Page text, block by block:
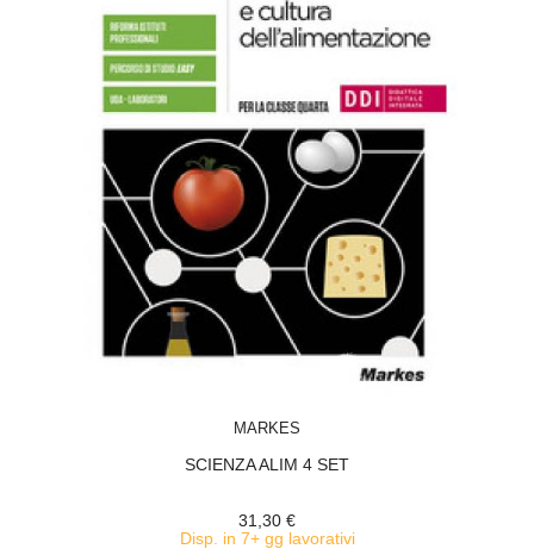
MARKES
SCIENZA ALIM 4 SET
31,30 €
Disp. in 7+ gg lavorativi